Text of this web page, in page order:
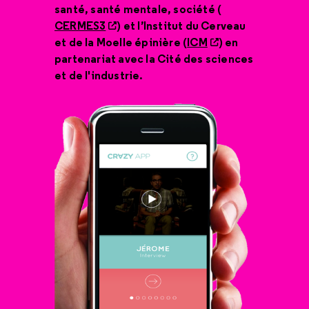
santé, santé mentale, société (
CERMES3
) et l’Institut du Cerveau
et de la Moelle épinière (ICM
) en
partenariat avec la Cité des sciences
et de l'industrie.